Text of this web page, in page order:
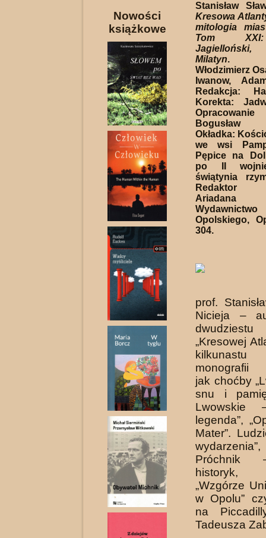
Nowości
książkowe
Stanisław
Kresowa
mitologia
Tom
Milatyn.
Włodzimierz
Iwanow,
Redakcja:
Korekta:
Bogusław
Okładka:
we wsi
Pępice na
po II
świątynia
Redaktor
Wydawnictwo
Opolskiego,
304.
prof.
Nicieja –
„Kresowej
monografii
jak choćby
snu i
legenda”,
Mater”.
Próchnik
historyk,
„Wzgórze
w Opolu”
na
Tadeusza